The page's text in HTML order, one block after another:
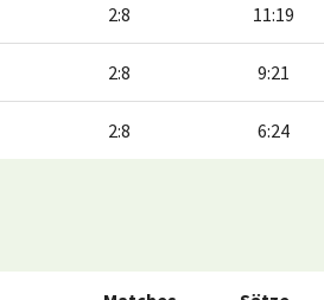
2:8 11:19
2:8 9:21
2:8 6:24